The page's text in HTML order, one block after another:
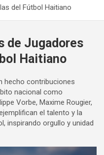
del Fútbol Haitiano
de Jugadores
Haitiano
hecho contribuciones
nacional como
Vorbe, Maxime Rougier,
el talento y la
inspirando orgullo y unidad